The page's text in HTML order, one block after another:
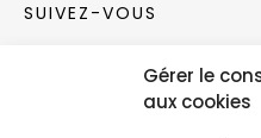
Gérer le
aux cookies
SUIVEZ-VOUS
Rejoignez notre